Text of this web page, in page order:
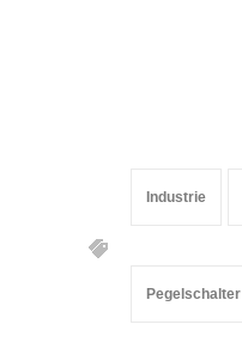
Industrie
Pegelschalter